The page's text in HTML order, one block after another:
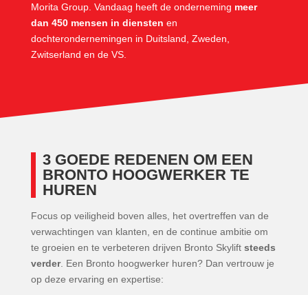
Morita Group. Vandaag heeft de onderneming meer
dan 450 mensen in diensten en
dochterondernemingen in Duitsland, Zweden,
Zwitserland en de VS.
3 GOEDE REDENEN OM EEN
BRONTO HOOGWERKER TE
HUREN
Focus op veiligheid boven alles, het overtreffen van de
verwachtingen van klanten, en de continue ambitie om
te groeien en te verbeteren drijven Bronto Skylift steeds
verder. Een Bronto hoogwerker huren? Dan vertrouw je
op deze ervaring en expertise: